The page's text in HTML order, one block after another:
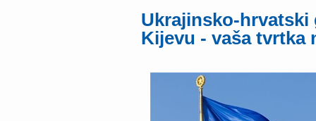
Ukrajinsko-
Kijevu - vaša tvrtka